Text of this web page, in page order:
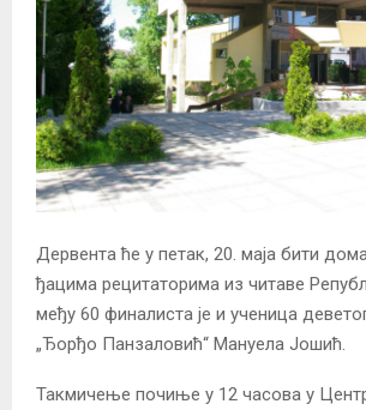
Дервента ће у петак, 20. маја бити
ђацима рецитаторима из читаве
међу 60 финалиста је и ученица
„Ђорђо Панзаловић“ Мануела Јошић.
Такмичење почиње у 12 часова у